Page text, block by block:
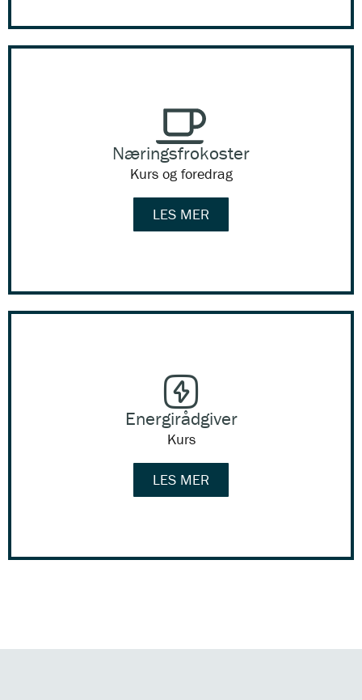
Næringsfrokoster
Kurs og foredrag
LES MER
Energirådgiver
Kurs
LES MER